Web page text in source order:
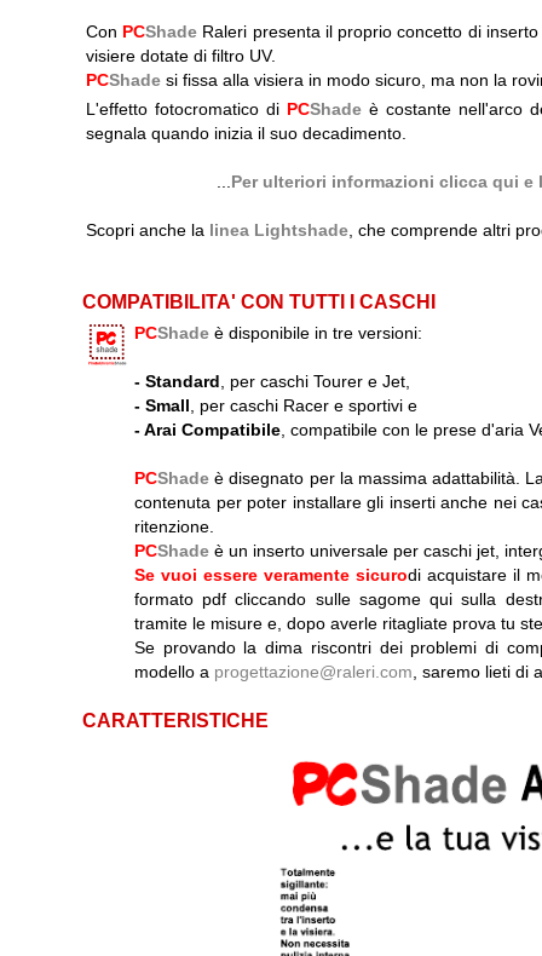
Con PCShade Raleri presenta il proprio concetto di
visiere dotate di filtro UV.
PCShade si fissa alla visiera in modo sicuro, ma non la
L'effetto fotocromatico di PCShadeè costante nell'arco
segnala quando inizia il suo decadimento.
Per ulteriori informazioni clicca qui
Scopri anche la linea Lightshade , che comprende altri
COMPATIBILITA' CON TUTTI I CASCHI
PCShade è disponibile in tre versioni:
- Standard , per caschi Tourer e Jet,
- Small , per caschi Racer e sportivi e
-Arai Compatibile , compatibile con le prese d'aria
PCShadeè disegnato per la massima adattabilità.
contenuta per poter installare gli inserti anche nei
ritenzione.
PCShade è un inserto universale per caschi jet,
Se vuoi essere veramente sicurodi acquistare il
formato pdf cliccando sulle sagome qui sulla
tramite le misure e, dopo averle ritagliate prova tu
Se provando la dima riscontri dei problemi di
modello a progettazione@raleri.com , saremo lieti di
CARATTERISTICHE